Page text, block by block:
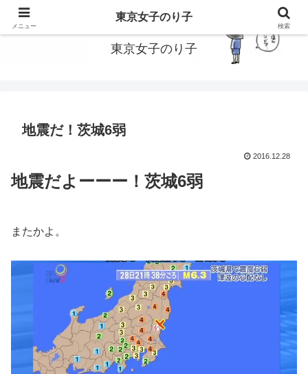
東京で働いてる女子のり子のブログです
東京女子のり子
地震だ！茨城6弱
2016.12.28
地震だよーーー！茨城6弱
またかよ。
メニュー
東京女子のり子
検索